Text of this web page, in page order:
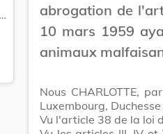
A29 Arrêté grand-ducal du 19 avril 1960 portant abrogation de l'article 7 de l'arrêté grand-ducal du 10 mars 1959 ayant pour objet la destruction des animaux malfaisants et nuisibles.
abrogation de
10 mars 1959
animaux
Nous CHARLOTTE,
Luxembourg,
Vu l'article 38 de la loi